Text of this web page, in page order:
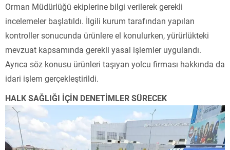
Orman Müdürlüğü ekiplerine bilgi verilerek gerekli
incelemeler başlatıldı. İlgili kurum tarafından yapılan
kontroller sonucunda ürünlere el konulurken, yürürlükteki
mevzuat kapsamında gerekli yasal işlemler uygulandı.
Ayrıca söz konusu ürünleri taşıyan yolcu firması hakkında da
idari işlem gerçekleştirildi.
HALK SAĞLIĞI İÇİN DENETİMLER SÜRECEK